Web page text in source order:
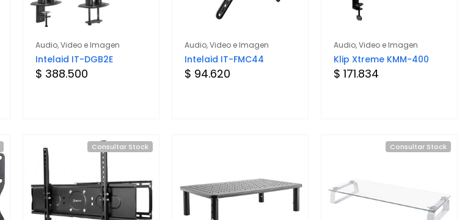
Audio, Video e Imagen
Intelaid IT-DGB2E
$ 388.500
Audio, Video e Imagen
Intelaid IT-FMC44
$ 94.620
Audio, Video e Imagen
Klip Xtreme KMM-400
$ 171.834
Consultar Stock Consultar Stock